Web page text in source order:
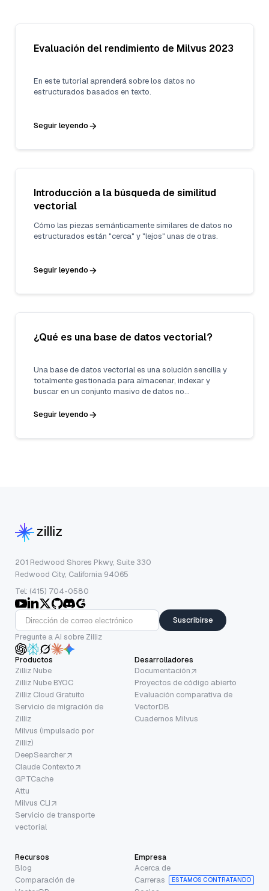
Evaluación del rendimiento de Milvus 2023
En este tutorial aprenderá sobre los datos no
estructurados basados en texto.
Seguir leyendo
Introducción a la búsqueda de similitud
vectorial
Cómo las piezas semánticamente similares de datos no
estructurados están "cerca" y "lejos" unas de otras.
Seguir leyendo
¿Qué es una base de datos vectorial?
Una base de datos vectorial es una solución sencilla y
totalmente gestionada para almacenar, indexar y
buscar en un conjunto masivo de datos no
incrustaciones de los modelos de aprendizaje
Seguir leyendo
201 Redwood Shores Pkwy, Suite 330
Redwood City, California 94065
Tel: (415) 704-0580
Suscribirse
Pregunte a AI sobre Zilliz
Productos
Zilliz Nube
Zilliz Nube BYOC
Zilliz Cloud Gratuito
Servicio de migración de
Zilliz
Milvus (impulsado por
Zilliz)
DeepSearcher
Claude Contexto
GPTCache
Attu
Milvus CLI
Servicio de transporte
vectorial
Desarrolladores
Documentación
Proyectos de código abierto
Evaluación comparativa de
VectorDB
Cuadernos Milvus
Recursos
Blog
Comparación de
Empresa
Acerca de
Carreras
ESTAMOS CONTRATANDO